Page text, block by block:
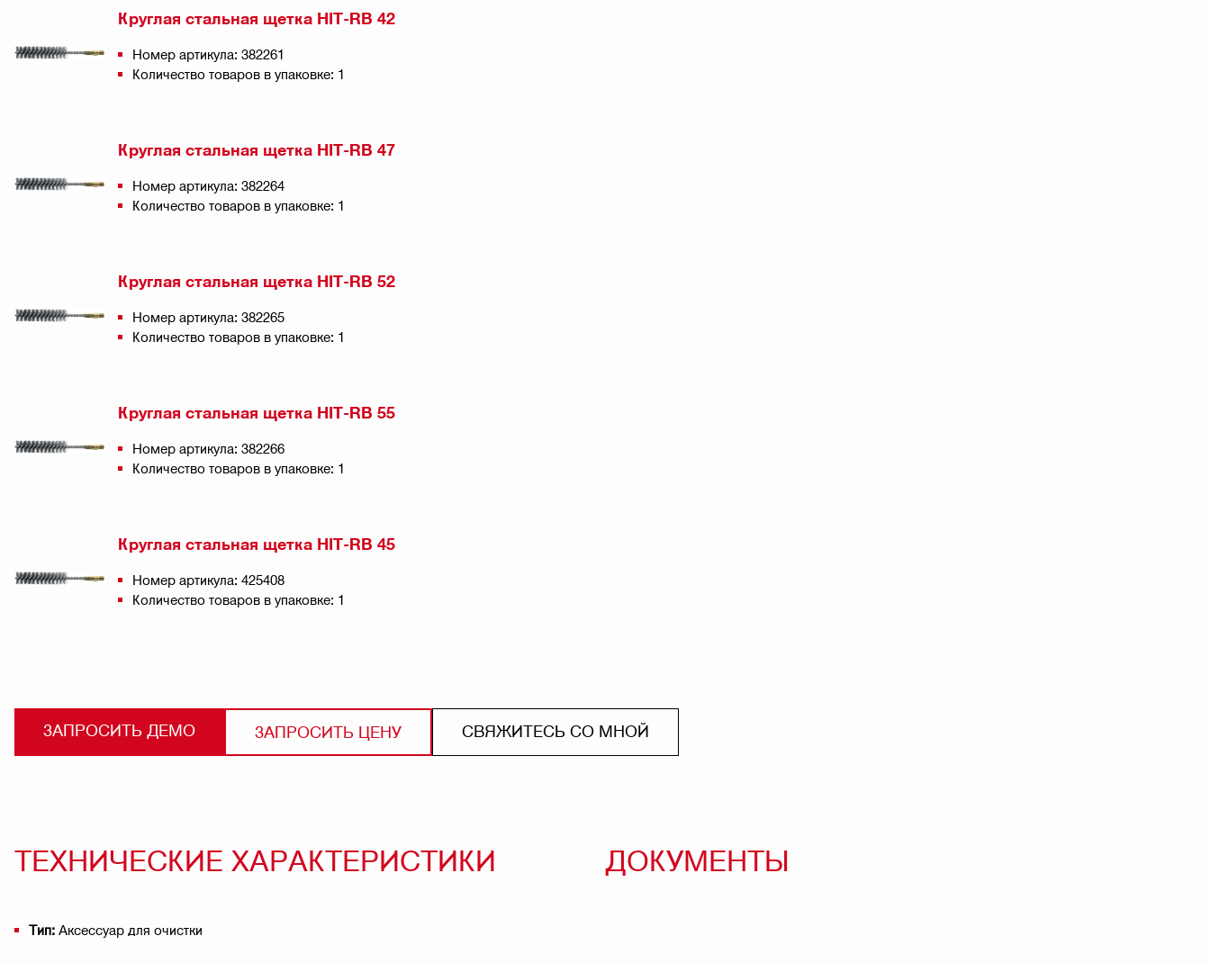
Круглая стальная щетка HIT-RB 42
Номер артикула: 382261
Количество товаров в упаковке: 1
Круглая стальная щетка HIT-RB 47
Номер артикула: 382264
Количество товаров в упаковке: 1
Круглая стальная щетка HIT-RB 52
Номер артикула: 382265
Количество товаров в упаковке: 1
Круглая стальная щетка HIT-RB 55
Номер артикула: 382266
Количество товаров в упаковке: 1
Круглая стальная щетка HIT-RB 45
Номер артикула: 425408
Количество товаров в упаковке: 1
ЗАПРОСИТЬ ДЕМО ЗАПРОСИТЬ ЦЕНУ СВЯЖИТЕСЬ СО МНОЙ
ТЕХНИЧЕСКИЕ ХАРАКТЕРИСТИКИ
Тип: Аксессуар для очистки
ДОКУМЕНТЫ